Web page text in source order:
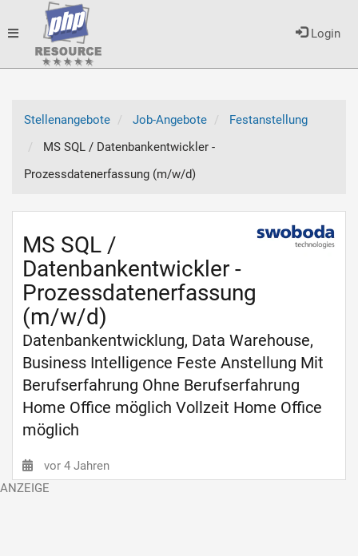
Login
Toggle
Stellenangebote
Job-Angebote
Festanstellung
MS SQL / Datenbankentwickler -
Prozessdatenerfassung (m/w/d)
MS SQL /
Datenbankentwickler -
Prozessdatenerfassung
(m/w/d)
Datenbankentwicklung, Data Warehouse,
Business Intelligence Feste Anstellung Mit
Berufserfahrung Ohne Berufserfahrung
Home Office möglich Vollzeit Home Office
möglich
vor 4 Jahren